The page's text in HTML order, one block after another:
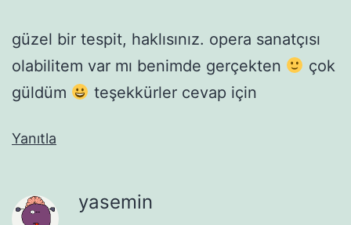
güzel bir tespit, haklısınız. opera sanatçısı
olabilitem var mı benimde gerçekten
çok
güldüm
teşekkürler cevap için
Yanıtla
yasemin